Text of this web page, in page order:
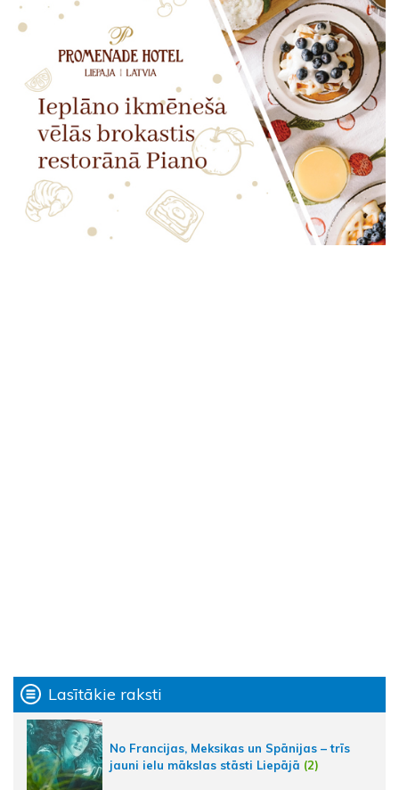
Lasītākie raksti
No Francijas, Meksikas un Spānijas – trīs
jauni ielu mākslas stāsti Liepājā (2)